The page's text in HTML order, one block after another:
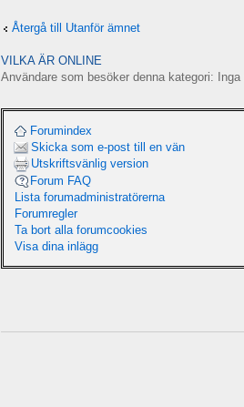
Återgå till Utanför ämnet
VILKA ÄR ONLINE
Användare som besöker denna kategori:
Forumindex
Skicka som e-post till en vän
Utskriftsvänlig version
Forum FAQ
Lista forumadministratörerna
Forumregler
Ta bort alla forumcookies
Visa dina inlägg